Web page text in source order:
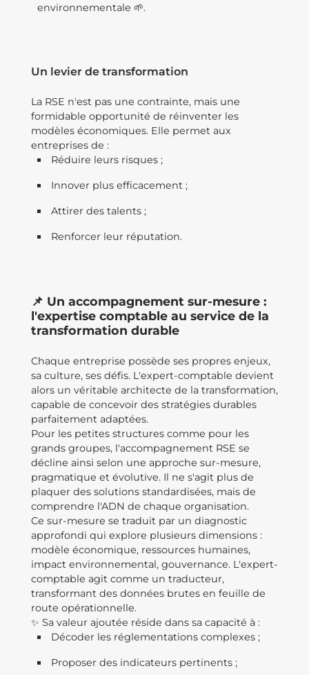
environnementale 🌱.
Un levier de transformation
La RSE n'est pas une contrainte, mais une
formidable opportunité de réinventer les
modèles économiques. Elle permet aux
entreprises de :
Réduire leurs risques ;
Innover plus efficacement ;
Attirer des talents ;
Renforcer leur réputation.
📌 Un accompagnement sur-mesure :
l'expertise comptable au service de la
transformation durable
Chaque entreprise possède ses propres enjeux,
sa culture, ses défis. L'expert-comptable devient
alors un véritable architecte de la transformation,
capable de concevoir des stratégies durables
parfaitement adaptées.
Pour les petites structures comme pour les
grands groupes, l'accompagnement RSE se
décline ainsi selon une approche sur-mesure,
pragmatique et évolutive. Il ne s'agit plus de
plaquer des solutions standardisées, mais de
comprendre l'ADN de chaque organisation.
Ce sur-mesure se traduit par un diagnostic
approfondi qui explore plusieurs dimensions :
modèle économique, ressources humaines,
impact environnemental, gouvernance. L'expert-
comptable agit comme un traducteur,
transformant des données brutes en feuille de
route opérationnelle.
✨ Sa valeur ajoutée réside dans sa capacité à :
Décoder les réglementations complexes ;
Proposer des indicateurs pertinents ;